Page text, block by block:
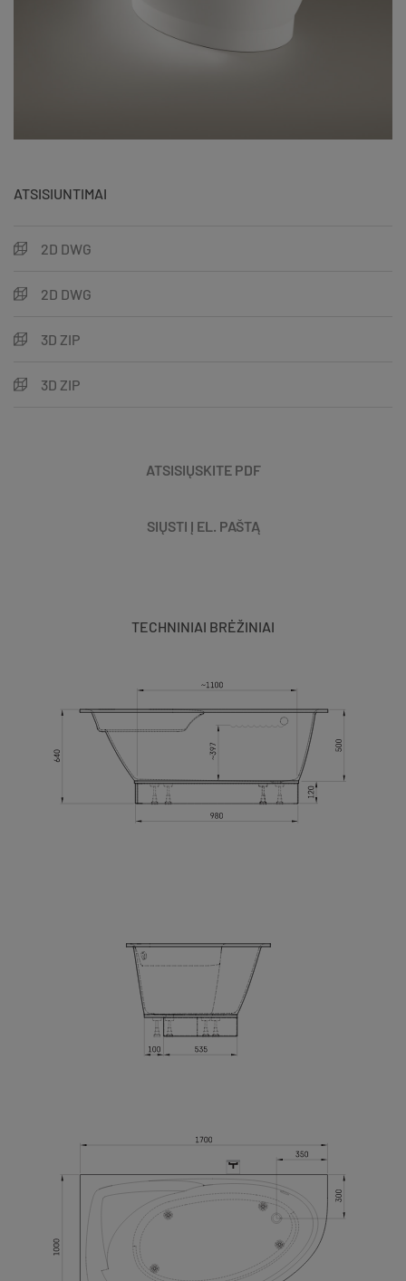
ATSISIUNTIMAI
2D DWG
2D DWG
3D ZIP
3D ZIP
ATSISIŲSKITE PDF
SIŲSTI Į EL. PAŠTĄ
TECHNINIAI BRĖŽINIAI